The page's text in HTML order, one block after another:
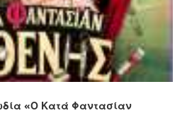
«Ο Κατά Φαντασίαν